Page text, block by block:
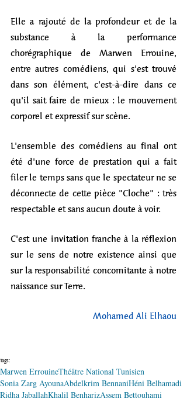
Elle a rajouté de la profondeur et de la
substance à la performance
chorégraphique de Marwen Errouine,
entre autres comédiens, qui s'est trouvé
dans son élément, c'est-à-dire dans ce
qu'il sait faire de mieux : le mouvement
corporel et expressif sur scène.
L'ensemble des comédiens au final ont
été d'une force de prestation qui a fait
filer le temps sans que le spectateur ne se
déconnecte de cette pièce "Cloche" : très
respectable et sans aucun doute à voir.
C'est une invitation franche à la réflexion
sur le sens de notre existence ainsi que
sur la responsabilité concomitante à notre
naissance sur Terre.
Mohamed Ali Elhaou
Tags:
Marwen ErrouineThéâtre National Tunisien
Sonia Zarg AyounaAbdelkrim BennaniHéni Belhamadi
Ridha JaballahKhalil BenharizAssem Bettouhami